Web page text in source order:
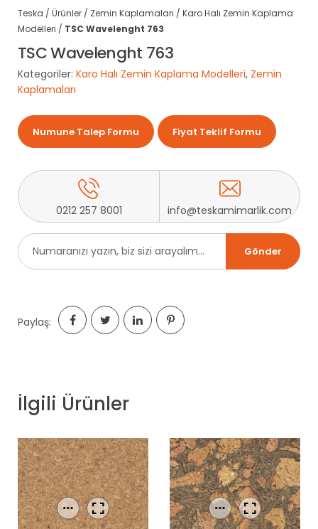
Teska / Ürünler / Zemin Kaplamaları / Karo Halı Zemin Kaplama
Modelleri / TSC Wavelenght 763
TSC Wavelenght 763
Kategoriler: Karo Halı Zemin Kaplama Modelleri, Zemin
Kaplamaları
Numune Talep Formu Fiyat Teklif Formu
0212 257 8001 info@teskamimarlik.com
Paylaş:
İlgili Ürünler